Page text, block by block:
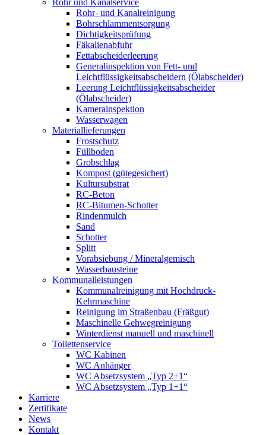
Rohr und Kanalservice
Rohr- und Kanalreinigung
Bohrschlammentsorgung
Dichtigkeitsprüfung
Fäkalienabfuhr
Fettabscheiderleerung
Generalinspektion von Fett- und
Leichtflüssigkeitsabscheidern (Ölabscheider)
Leerung Leichtflüssigkeitsabscheider
(Ölabscheider)
Kamerainspektion
Wasserwagen
Materiallieferungen
Frostschutz
Füllboden
Grobschlag
Kompost (gütegesichert)
Kultursubstrat
RC-Beton
RC-Bitumen-Schotter
Rindenmulch
Sand
Schotter
Splitt
Vorabsiebung / Mineralgemisch
Wasserbausteine
Kommunalleistungen
Kommunalreinigung mit Hochdruck-
Kehrmaschine
Reinigung im Straßenbau (Fräßgut)
Maschinelle Gehwegreinigung
Winterdienst manuell und maschinell
Toilettenservice
WC Kabinen
WC Anhänger
WC Absetzsystem „Typ 2+1“
WC Absetzsystem „Typ 1+1“
Karriere
Zertifikate
News
Kontakt